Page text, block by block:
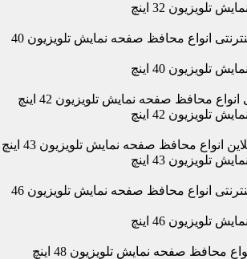
32 اینچ
قیمت و خرید اینترنتی انواع محافظ صفحه نمایش تلویزیون 40
40 اینچ
محافظ صفحه نمایش تلویزیون 42 اینچ
42 اینچ
انواع محافظ صفحه نمایش تلویزیون 43 اینچ
43 اینچ
قیمت و خرید اینترنتی انواع محافظ صفحه نمایش تلویزیون 46
46 اینچ
محافظ صفحه نمایش تلویزیون 48 اینچ